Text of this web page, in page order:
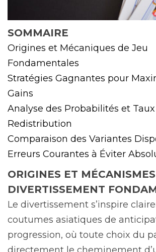
SOMMAIRE
Origines et Mécaniques de Jeu
Fondamentales
Stratégies Gagnantes pour
Gains
Analyse des Probabilités et
Redistribution
Comparaison des Variantes
Erreurs Courantes à Éviter
ORIGINES ET
DIVERTISSEMENT
Le divertissement s’inspire
coutumes asiatiques de
progression, où toute choix du